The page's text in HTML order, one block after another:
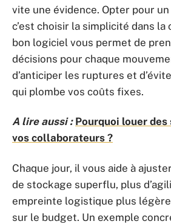
vite une évidence. Opter pour
c’est choisir la simplicité dans la
bon logiciel vous permet de
décisions pour chaque
d’anticiper les ruptures et
qui plombe vos coûts fixes.
A lire aussi : Pourquoi louer
vos collaborateurs ?
Chaque jour, il vous aide à
de stockage superflu, plus
empreinte logistique plus
sur le budget. Un exemple